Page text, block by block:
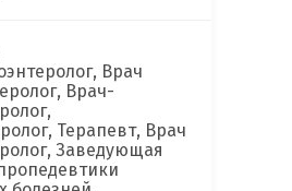
Врач
Врач-
Терапевт, Врач
Заведующая